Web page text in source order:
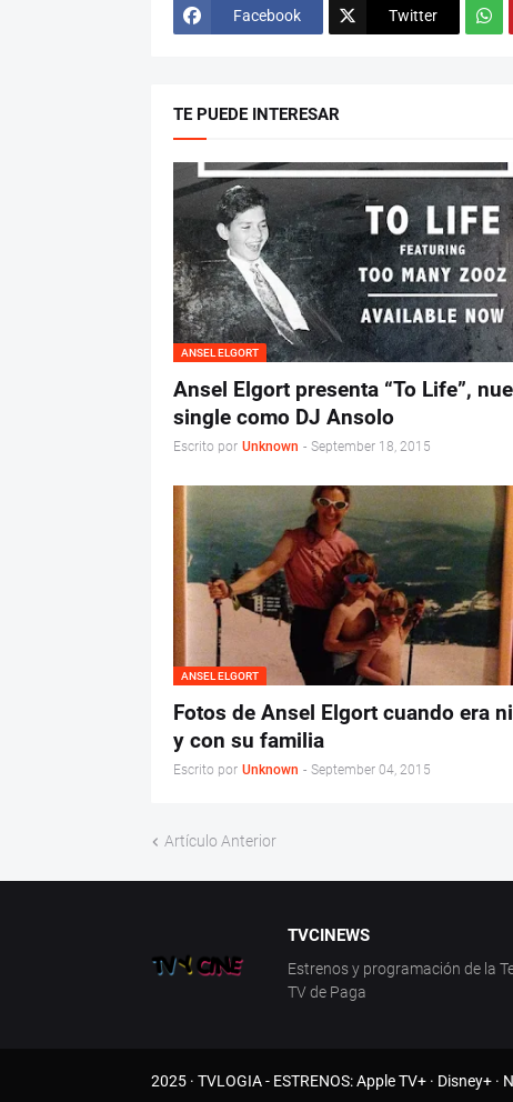
Facebook Twitter
TE PUEDE INTERESAR
ANSEL ELGORT
Ansel Elgort presenta “To Life”,
single como DJ Ansolo
Escrito por Unknown - September 18, 2015
ANSEL ELGORT
Fotos de Ansel Elgort cuando era
y con su familia
Escrito por Unknown - September 04, 2015
Artículo Anterior
TVCINEWS
Estrenos y programación de la
TV de Paga
2025 · TVLOGIA- ESTRENOS:Apple TV+· Disney+·